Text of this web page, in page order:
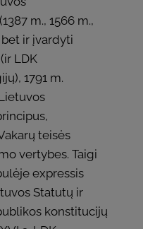
m., 1566 m.,
bet ir įvardyti
LDK
1791 m.
teisės
vertybes. Taigi
expressis
Statutų ir
konstitucijų